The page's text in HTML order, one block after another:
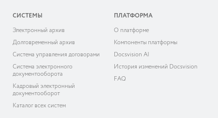
СИСТЕМЫ
Электронный архив
Долговременный архив
Система управления договорами
Система электронного
документооборота
Кадровый электронный
документооборот
Каталог всех систем
ПЛАТФОРМА
О платформе
Компоненты платформы
Docsvision AI
История изменений Docsvision
FAQ